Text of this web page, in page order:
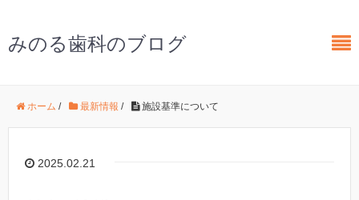
みのる歯科のブログ
ホーム / 最新情報 / 施設基準について
2025.02.21